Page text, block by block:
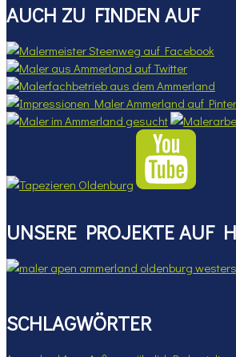
AUCH ZU FINDEN AUF
UNSERE PROJEKTE AUF
SCHLAGWÖRTER